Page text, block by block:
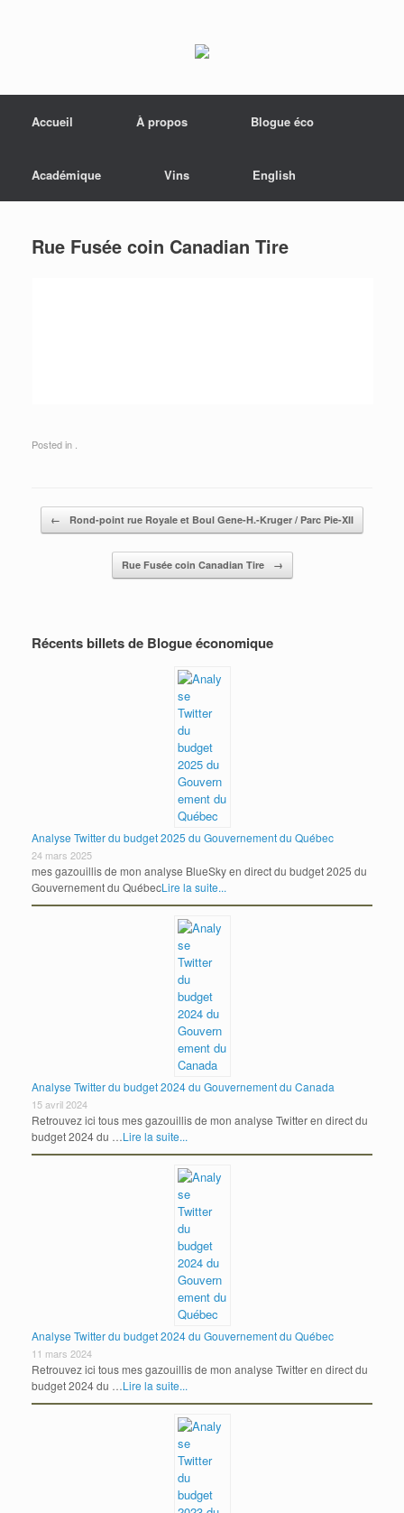
Accueil
À propos Blogue éco
Académique Vins English
Rue Fusée coin Canadian Tire
Posted in .
Post navigation
← Rond-point rue Royale et Boul Gene-H.-Kruger / Parc Pie-XII
Rue Fusée coin Canadian Tire →
Récents billets de Blogue économique
Analyse Twitter du budget 2025 du Gouvernement du Québec
24 mars 2025
mes gazouillis de mon analyse BlueSky en direct du budget 2025 du
Gouvernement du QuébecLire la suite...
Analyse Twitter du budget 2024 du Gouvernement du Canada
15 avril 2024
Retrouvez ici tous mes gazouillis de mon analyse Twitter en direct du
budget 2024 du …Lire la suite...
Analyse Twitter du budget 2024 du Gouvernement du Québec
11 mars 2024
Retrouvez ici tous mes gazouillis de mon analyse Twitter en direct du
budget 2024 du …Lire la suite...